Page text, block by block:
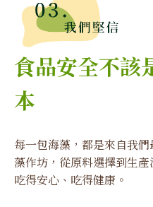
食品安全不該
本
每一包海藻，都是來自我們
藻作坊，從原料選擇到生
吃得安心、吃得健康。